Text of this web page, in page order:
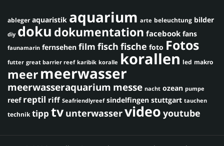
ableger aquaristik aquarium arte beleuchtung bilder
diy doku dokumentation facebook fans
faunamarin fernsehen film fisch fische foto Fotos
futter great barrier reef karibik koralle korallen led makro
meermeerwasser
meerwasseraquarium messe nacht ozean pumpe
reef reptil riff Seafriendlyreef sindelfingen stuttgart tauchen
technik tipp tv unterwasservideo youtube